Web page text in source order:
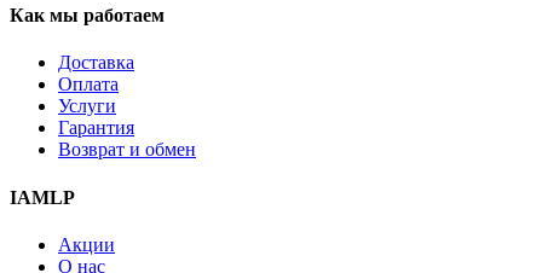
Как мы работаем
Доставка
Оплата
Услуги
Гарантия
Возврат и обмен
IAMLP
Акции
О нас